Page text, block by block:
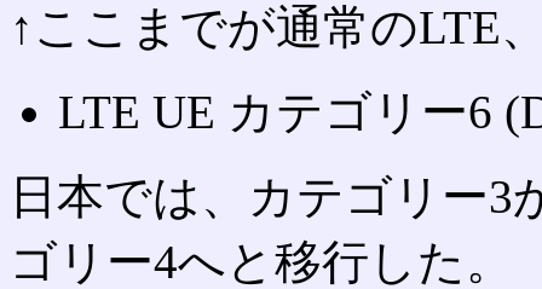
↑ここまでが通常のLTE
LTE UE カテゴリー6
日本では、カテゴリー
ゴリー4へと移行した。